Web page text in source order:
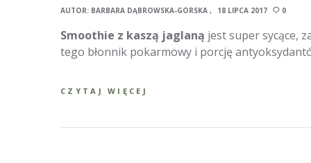
AUTOR: BARBARA DĄBROWSKA-GÓRSKA 18 LIPCA 2017 0
Smoothie z kaszą jaglaną jest super sycące,
tego błonnik pokarmowy i porcję
CZYTAJ WIĘCEJ